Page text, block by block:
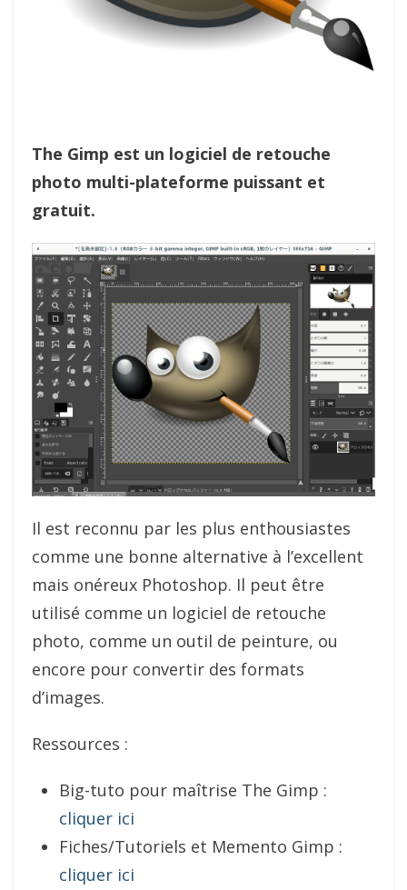
The Gimp est un logiciel de retouche
photo multi-plateforme puissant et
gratuit.
Il est reconnu par les plus enthousiastes
comme une bonne alternative à l’excellent
mais onéreux Photoshop. Il peut être
utilisé comme un logiciel de retouche
photo, comme un outil de peinture, ou
encore pour convertir des formats
d’images.
Ressources :
Big-tuto pour maîtrise The Gimp :
cliquer ici
Fiches/Tutoriels et Memento Gimp :
cliquer ici